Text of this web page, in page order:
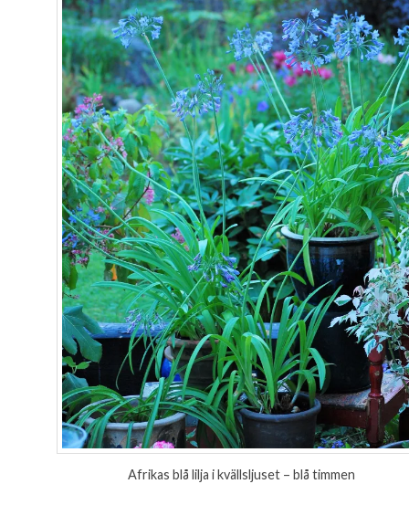
Afrikas blå lilja i kvällsljuset – blå timmen